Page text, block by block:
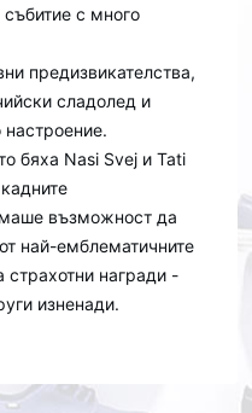
с много
предизвикателства,
сладолед и
настроение.
бяха Nasi Svej и Tati
възможност да
най-емблематичните
страхотни награди -
изненади.